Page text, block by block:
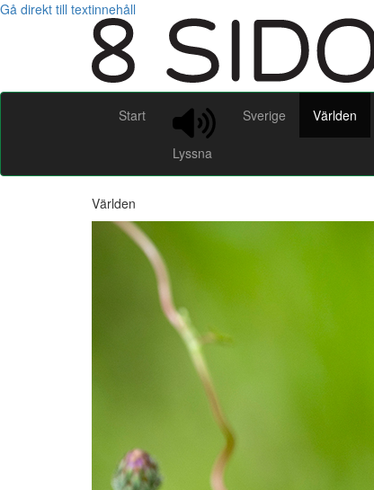
Gå direkt till textinnehåll
Start
Lyssna
Sverige Världen
Världen